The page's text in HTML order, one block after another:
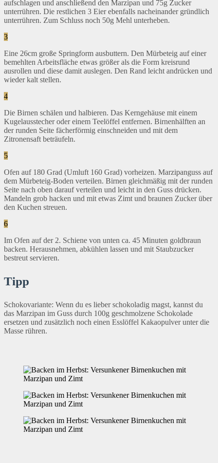
aufschlagen und anschließend den Marzipan und 75g Zucker
unterrühren. Die restlichen 3 Eier ebenfalls nacheinander gründlich
unterrühren. Zum Schluss noch 50g Mehl unterheben.
3
Eine 26cm große Springform ausbuttern. Den Mürbeteig auf einer
bemehlten Arbeitsfläche etwas größer als die Form kreisrund
ausrollen und diese damit auslegen. Den Rand leicht andrücken und
wieder kalt stellen.
4
Die Birnen schälen und halbieren. Das Kerngehäuse mit einem
Kugelausstecher oder einem Teelöffel entfernen. Birnenhälften an
der runden Seite fächerförmig einschneiden und mit dem
Zitronensaft beträufeln.
5
Ofen auf 180 Grad (Umluft 160 Grad) vorheizen. Marzipanguss auf
dem Mürbeteig-Boden verteilen. Birnen gleichmäßig mit der runden
Seite nach oben darauf verteilen und leicht in den Guss drücken.
Mandeln grob hacken und mit etwas Zimt und braunen Zucker über
den Kuchen streuen.
6
Im Ofen auf der 2. Schiene von unten ca. 45 Minuten goldbraun
backen. Herausnehmen, abkühlen lassen und mit Staubzucker
bestreut servieren.
Tipp
Schokovariante: Wenn du es lieber schokoladig magst, kannst du
das Marzipan im Guss durch 100g geschmolzene Schokolade
ersetzen und zusätzlich noch einen Esslöffel Kakaopulver unter die
Masse rühren.